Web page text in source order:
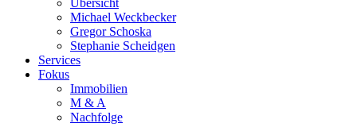
Michael Weckbecker
Gregor Schoska
Stephanie Scheidgen
Services
Fokus
Immobilien
M & A
Nachfolge